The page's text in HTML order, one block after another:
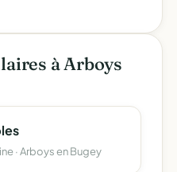
à Arboys
· Arboys en Bugey